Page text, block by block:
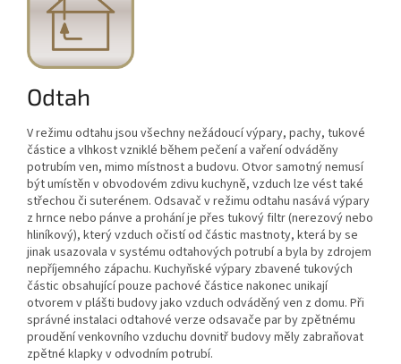
Odtah
V režimu odtahu jsou všechny nežádoucí výpary, pachy, tukové
částice a vlhkost vzniklé během pečení a vaření odváděny
potrubím ven, mimo místnost a budovu. Otvor samotný nemusí
být umístěn v obvodovém zdivu kuchyně, vzduch lze vést také
střechou či suterénem. Odsavač v režimu odtahu nasává výpary
z hrnce nebo pánve a prohání je přes tukový filtr (nerezový nebo
hliníkový), který vzduch očistí od částic mastnoty, která by se
jinak usazovala v systému odtahových potrubí a byla by zdrojem
nepříjemného zápachu. Kuchyňské výpary zbavené tukových
částic obsahující pouze pachové částice nakonec unikají
otvorem v plášti budovy jako vzduch odváděný ven z domu. Při
správné instalaci odtahové verze odsavače par by zpětnému
proudění venkovního vzduchu dovnitř budovy měly zabraňovat
zpětné klapky v odvodním potrubí.